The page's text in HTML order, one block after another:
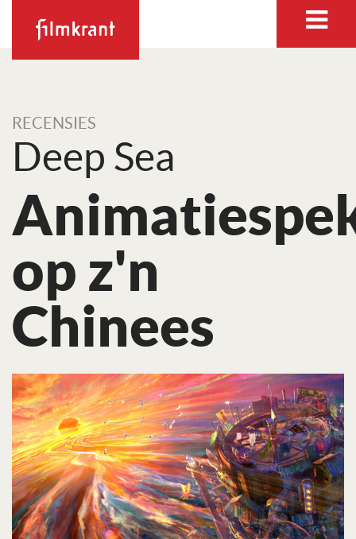
RECENSIES
Deep Sea
op z'n
Chinees